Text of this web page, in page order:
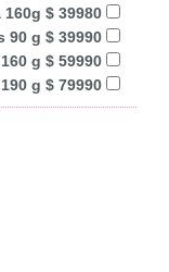
$ 39980
90 g $ 39990
g $ 59990
g $ 79990